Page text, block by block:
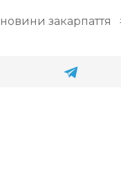
новини закарпаття